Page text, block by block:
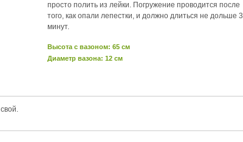
просто полить из лейки. Погружение проводится после
того, как опали лепестки, и должно длиться не дольше 3
минут.
Высота c вазоном: 65 см
Диаметр вазона: 12 см
свой.